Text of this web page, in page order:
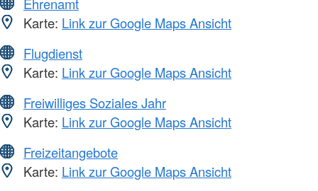
Karte: Link zur Google Maps Ansicht
Flugdienst
Karte: Link zur Google Maps Ansicht
Freiwilliges Soziales Jahr
Karte: Link zur Google Maps Ansicht
Freizeitangebote
Karte: Link zur Google Maps Ansicht